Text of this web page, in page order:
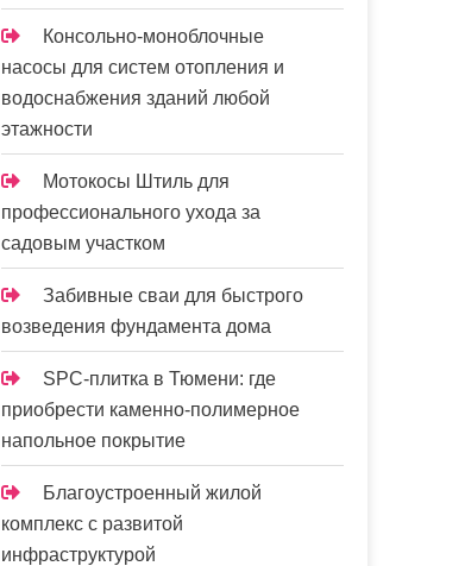
Консольно-моноблочные
насосы для систем отопления и
водоснабжения зданий любой
этажности
Мотокосы Штиль для
профессионального ухода за
садовым участком
Забивные сваи для быстрого
возведения фундамента дома
SPC-плитка в Тюмени: где
приобрести каменно-полимерное
напольное покрытие
Благоустроенный жилой
комплекс с развитой
инфраструктурой